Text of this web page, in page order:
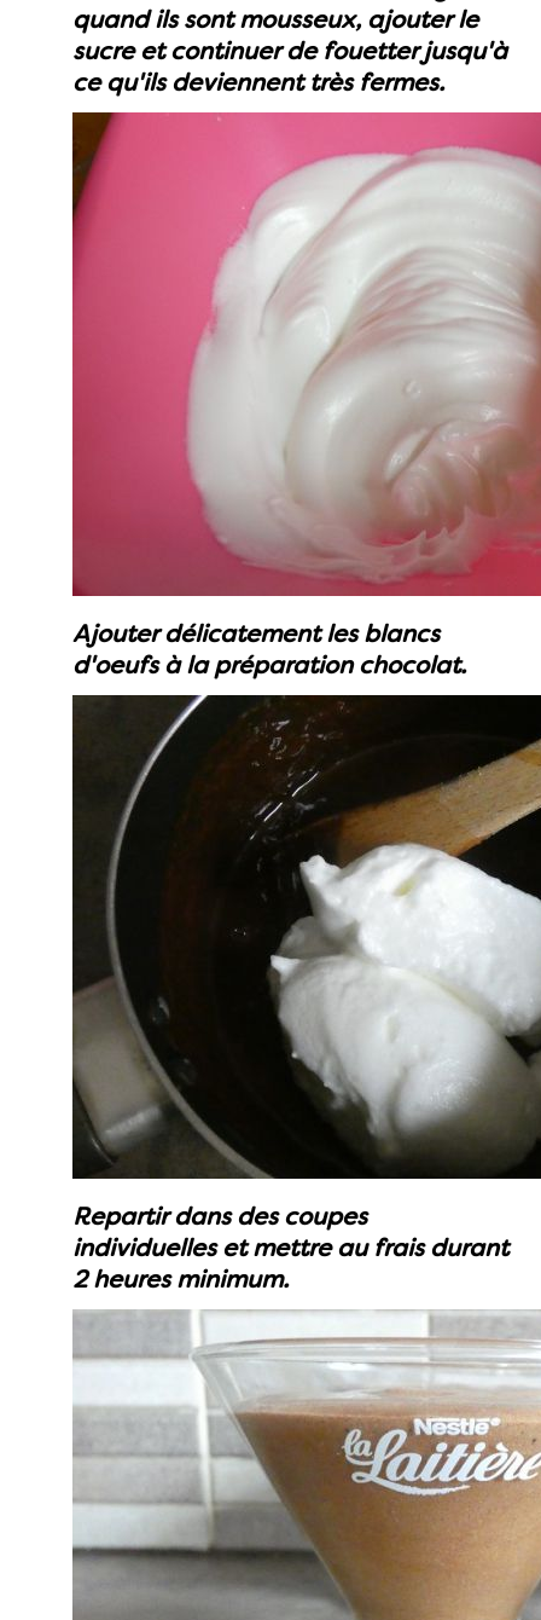
quand ils sont mousseux, ajouter le
sucre et continuer de fouetter jusqu'à
ce qu'ils deviennent très fermes.
Ajouter délicatement les blancs
d'oeufs à la préparation chocolat.
Repartir dans des coupes
individuelles et mettre au frais durant
2 heures minimum.